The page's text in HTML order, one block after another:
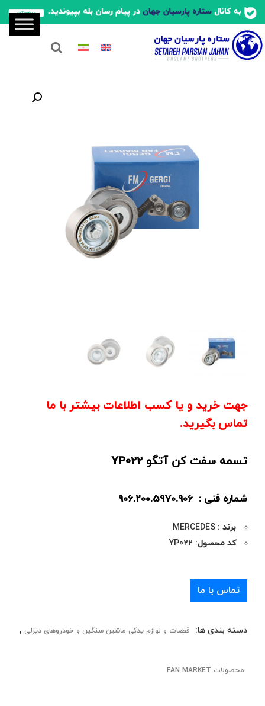
جهت خرید و یا کسب اطلاعات بیشتر با ما
تماس بگیرید.
تسمه سفت کن آتگو YP022
شماره فنی : 906.200.5970.906
برند : MERCEDES
کد محصول: YP022
تماس با ما
دسته بندی ها: قطعات و لوازم یدکی ماشین سنگین و خودروهای دیزلی ,
محصولات FAN MARKET